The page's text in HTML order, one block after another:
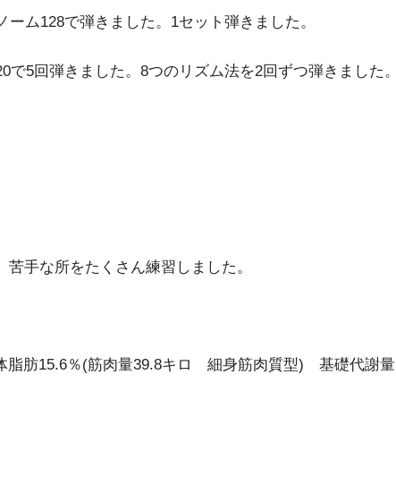
ム128で弾きました。1セット弾きました。
5回弾きました。8つのリズム法を2回ずつ弾きました。
手な所をたくさん練習しました。
脂肪15.6％(筋肉量39.8キロ 細身筋肉質型) 基礎代謝量